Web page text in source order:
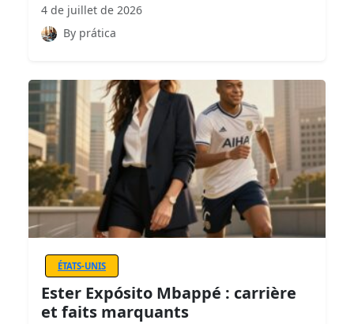
4 de juillet de 2026
By prática
ÉTATS-UNIS
Ester Expósito Mbappé : carrière
et faits marquants